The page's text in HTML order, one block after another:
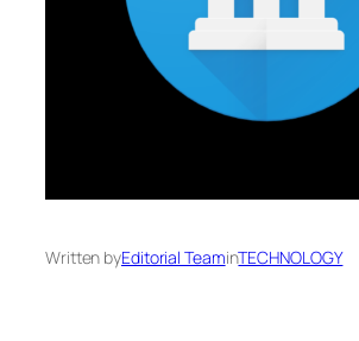
Written byEditorial TeaminTECHNOLOGY